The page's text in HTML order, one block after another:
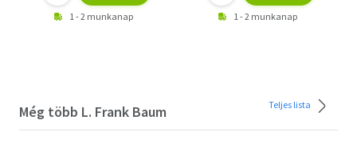
1 - 2 munkanap 1 - 2 munkanap
Még több L. Frank Baum Teljes lista